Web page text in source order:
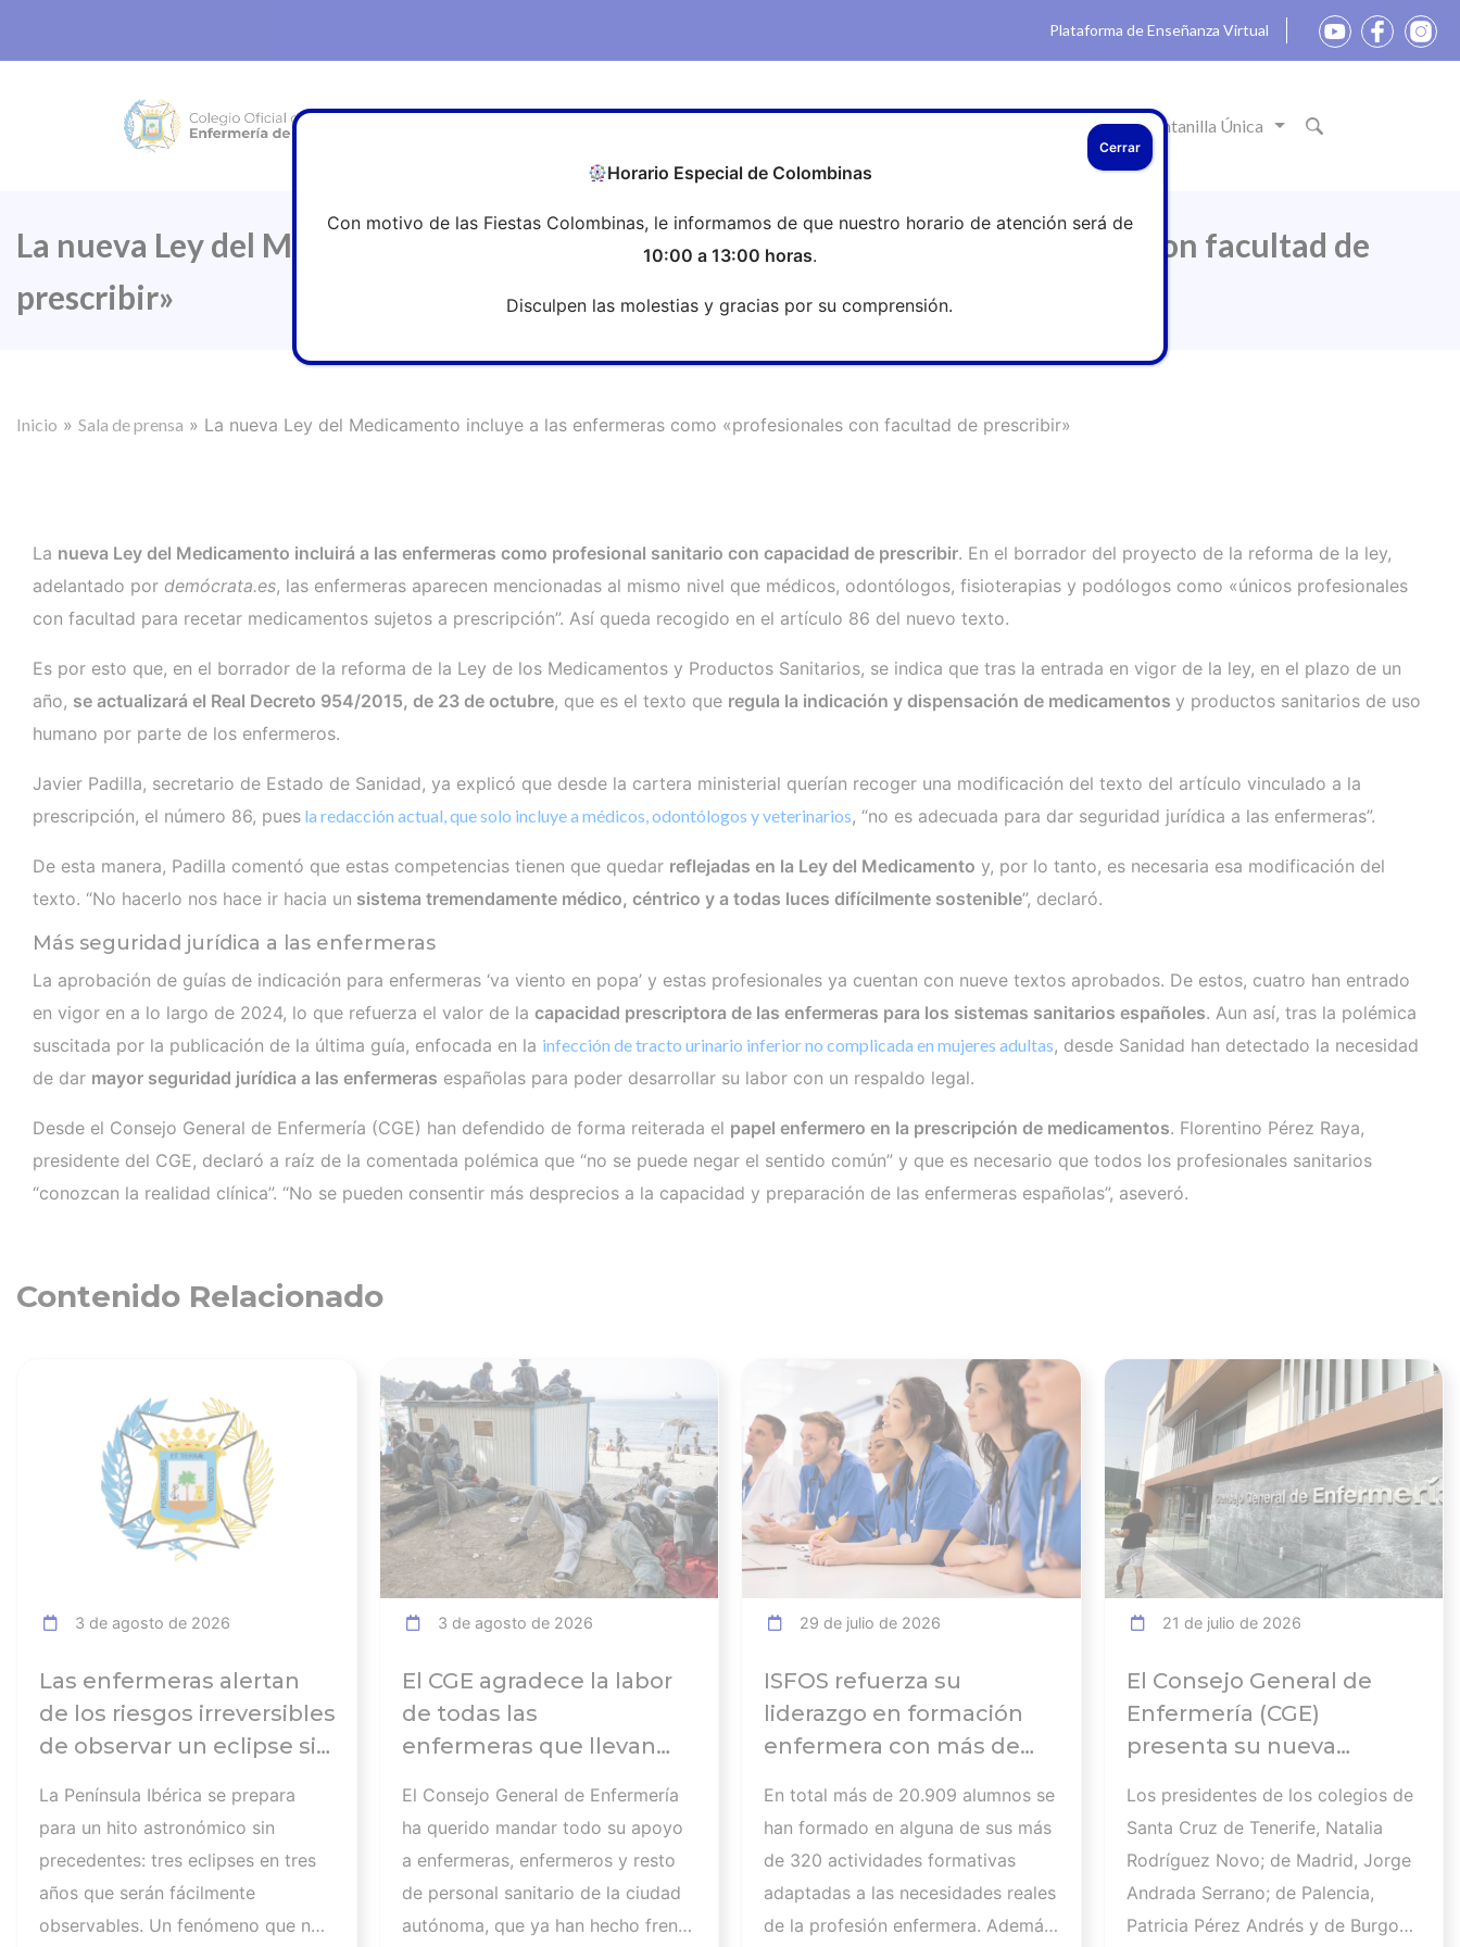
Plataforma de Enseñanza Virtual
Actualidad Ventanilla Única
La nueva Ley del Medicamento incluye a las enfermeras como «profesionales con facultad de
prescribir»
Inicio » Sala de prensa » La nueva Ley del Medicamento incluye a las enfermeras como «profesionales con facultad de prescribir»
La nueva Ley del Medicamento incluirá a las enfermeras como profesional sanitario con capacidad de prescribir. En el borrador del proyecto de la reforma de la ley,
adelantado por demócrata.es, las enfermeras aparecen mencionadas al mismo nivel que médicos, odontólogos, fisioterapias y podólogos como «únicos profesionales
con facultad para recetar medicamentos sujetos a prescripción”. Así queda recogido en el artículo 86 del nuevo texto.
Es por esto que, en el borrador de la reforma de la Ley de los Medicamentos y Productos Sanitarios, se indica que tras la entrada en vigor de la ley, en el plazo de un
año, se actualizará el Real Decreto 954/2015, de 23 de octubre, que es el texto que regula la indicación y dispensación de medicamentos y productos sanitarios de uso
humano por parte de los enfermeros.
Javier Padilla, secretario de Estado de Sanidad, ya explicó que desde la cartera ministerial querían recoger una modificación del texto del artículo vinculado a la
prescripción, el número 86, pues la redacción actual, que solo incluye a médicos, odontólogos y veterinarios, “no es adecuada para dar seguridad jurídica a las enfermeras”.
De esta manera, Padilla comentó que estas competencias tienen que quedar reflejadas en la Ley del Medicamento y, por lo tanto, es necesaria esa modificación del
texto. “No hacerlo nos hace ir hacia un sistema tremendamente médico, céntrico y a todas luces difícilmente sostenible”, declaró.
Más seguridad jurídica a las enfermeras
La aprobación de guías de indicación para enfermeras ‘va viento en popa’ y estas profesionales ya cuentan con nueve textos aprobados. De estos, cuatro han entrado
en vigor en a lo largo de 2024, lo que refuerza el valor de la capacidad prescriptora de las enfermeras para los sistemas sanitarios españoles. Aun así, tras la polémica
suscitada por la publicación de la última guía, enfocada en la infección de tracto urinario inferior no complicada en mujeres adultas, desde Sanidad han detectado la necesidad
de dar mayor seguridad jurídica a las enfermeras españolas para poder desarrollar su labor con un respaldo legal.
Desde el Consejo General de Enfermería (CGE) han defendido de forma reiterada el papel enfermero en la prescripción de medicamentos. Florentino Pérez Raya,
presidente del CGE, declaró a raíz de la comentada polémica que “no se puede negar el sentido común” y que es necesario que todos los profesionales sanitarios
“conozcan la realidad clínica”. “No se pueden consentir más desprecios a la capacidad y preparación de las enfermeras españolas”, aseveró.
Contenido Relacionado
3 de agosto de 2026
Las enfermeras alertan
de los riesgos irreversibles
de observar un eclipse sin
recomendaciones: la
retinopatía solar es el
mayor de los peligros
La Península Ibérica se prepara
para un hito astronómico sin
precedentes: tres eclipses en tres
años que serán fácilmente
observables. Un fenómeno que no
3 de agosto de 2026
El CGE agradece la labor
de todas las
enfermeras que llevan
atender a
los afectados de la crisis
migratoria de Ceuta y
recuerda la importancia
El Consejo General de Enfermería
ha querido mandar todo su apoyo
a enfermeras, enfermeros y resto
de personal sanitario de la ciudad
autónoma, que ya han hecho frente
29 de julio de 2026
ISFOS refuerza su
liderazgo en formación
enfermera con más de
curso 2025-2026
En total más de 20.909 alumnos se
han formado en alguna de sus más
de 320 actividades formativas
adaptadas a las necesidades reales
de la profesión enfermera. Además,
Ver noticia
21 de julio de 2026
El Consejo General de
Enfermería (CGE)
presenta su nueva
Pleno que lucharán por el
desarrollo de la profesión
en los próximos años
Los presidentes de los colegios de
Santa Cruz de Tenerife, Natalia
Rodríguez Novo; de Madrid, Jorge
Andrada Serrano; de Palencia,
Patricia Pérez Andrés y de Burgos,
Ver noticia
Horario Especial de Colombinas
Con motivo de las Fiestas Colombinas, le informamos de que nuestro horario de atención será de
10:00 a 13:00 horas.
Disculpen las molestias y gracias por su comprensión.
Cerrar